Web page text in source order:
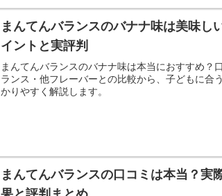
まんてんバランスのバナナ味は美味し
イントと実評判
まんてんバランスのバナナ味は本当におすすめ？
ランス・他フレーバーとの比較から、子どもに合
かりやすく解説します。
まんてんバランスの口コミは本当？実